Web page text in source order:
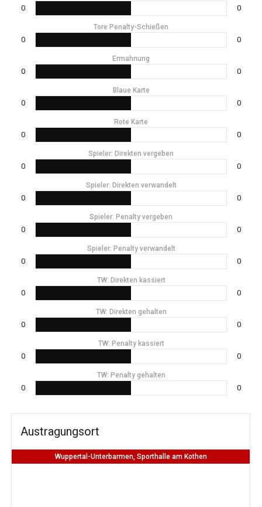
0 0
Tore Penalty-Schießen
0 0
Ermahnung
0 0
Blaue Karte
0 0
Rote Karte
0 0
Spieler: Direkten vergeben
0 0
Spieler: Direkten verwandelt
0 0
Spieler: Penalty vergeben
0 0
Spieler: Penalty verwandelt
0 0
TW: Direkten kassiert
0 0
TW: Direkten gehalten
0 0
TW: Penalty kassiert
0 0
TW: Penalty gehalten
0 0
Austragungsort
Wuppertal-Unterbarmen, Sporthalle am Kothen